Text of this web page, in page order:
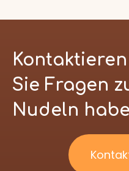
Sie Fragen
Nudeln